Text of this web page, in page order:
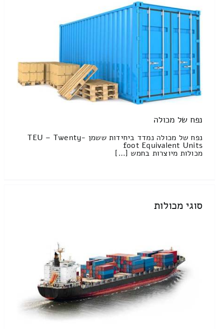
נפח של מכולה
נפח של מכולה נמדד ביחידות ששמן TEU – Twenty-
foot Equivalent Units
מכולות מיוצרות בחמש […]
סוגי מכולות